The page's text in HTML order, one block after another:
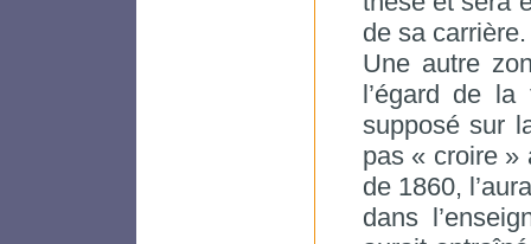
de sa carrière.
Une autre
l’égard de
supposé sur
pas « croire »
de 1860,
dans